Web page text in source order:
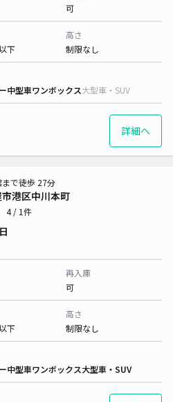
可
下
高さ
制限なし
中型車ワンボックス大型車・SUV
詳細へ
港区中川本町
で徒歩 27分
4/ 1件
再入庫
可
下
高さ
制限なし
中型車ワンボックス大型車・SUV